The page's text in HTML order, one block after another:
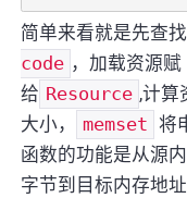
简单来看就是先查
code ，加载资源赋
给 Resource ,计算
大小，
memset 将
函数的功能是从源
字节到目标内存地